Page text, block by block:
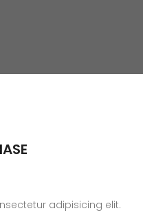
adipisicing elit.